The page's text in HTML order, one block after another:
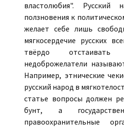
властолюбия". Русский
ползновения к
желает себе лишь
мягкосердечие русских
твёрдо
недоброжелатели
Например, этнические
русский народ в
статье вопросы должен
бунт, а
правоохранительные